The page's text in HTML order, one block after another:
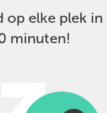
elke plek in
minuten!